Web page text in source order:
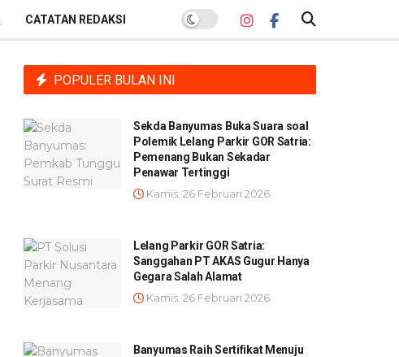
CATATAN REDAKSI
POPULER BULAN INI
Sekda Banyumas Buka Suara soal
Polemik Lelang Parkir GOR Satria:
Pemenang Bukan Sekadar
Penawar Tertinggi
Kamis, 26 Februari 2026
Lelang Parkir GOR Satria:
Sanggahan PT AKAS Gugur Hanya
Gegara Salah Alamat
Kamis, 26 Februari 2026
Banyumas Raih Sertifikat Menuju